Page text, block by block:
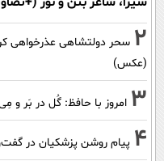
2 سحر دولتشاهی عذرخواهی
(عکس)
3 امروز با حافظ: گُل در بَر
4 پیام روشن پزشکیان در